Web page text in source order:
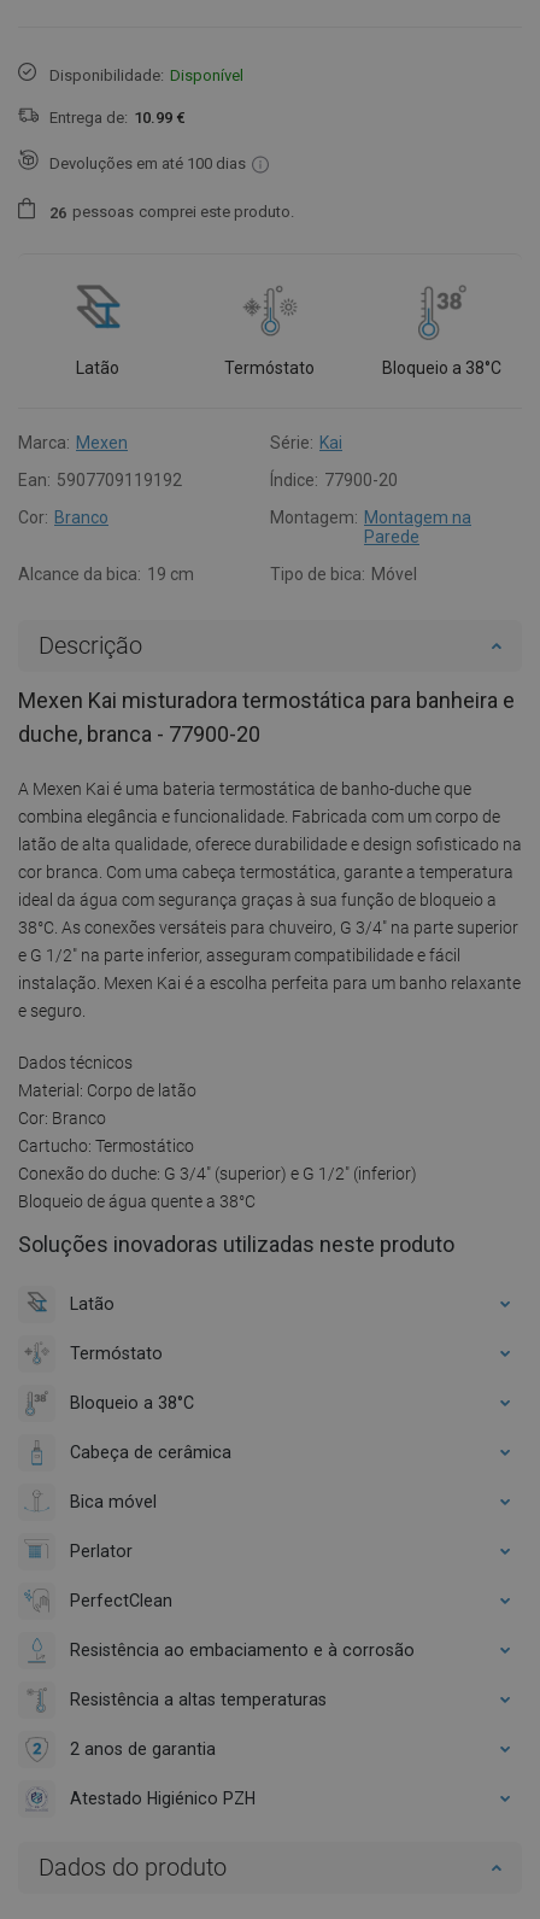
Disponibilidade: Disponível
Entrega de: 10.99 €
Devoluções em até 100 dias
26 pessoas comprei este produto.
Latão Termóstato Bloqueio a 38°C
Marca: Mexen Série: Kai
Ean: 5907709119192 Índice: 77900-20
Cor: Branco Montagem: Montagem na
Parede
Alcance da bica: 19 cm Tipo de bica: Móvel
Descrição
Mexen Kai misturadora termostática para banheira e
duche, branca - 77900-20
A Mexen Kai é uma bateria termostática de banho-duche que
combina elegância e funcionalidade. Fabricada com um corpo de
latão de alta qualidade, oferece durabilidade e design sofisticado na
cor branca. Com uma cabeça termostática, garante a temperatura
ideal da água com segurança graças à sua função de bloqueio a
38°C. As conexões versáteis para chuveiro, G 3/4" na parte superior
e G 1/2" na parte inferior, asseguram compatibilidade e fácil
instalação. Mexen Kai é a escolha perfeita para um banho relaxante
e seguro.
Dados técnicos
Material: Corpo de latão
Cor: Branco
Cartucho: Termostático
Conexão do duche: G 3/4" (superior) e G 1/2" (inferior)
Bloqueio de água quente a 38°C
Soluções inovadoras utilizadas neste produto
Latão
Termóstato
Bloqueio a 38°C
Cabeça de cerâmica
Bica móvel
Perlator
PerfectClean
Resistência ao embaciamento e à corrosão
Resistência a altas temperaturas
2 anos de garantia
Atestado Higiénico PZH
Dados do produto